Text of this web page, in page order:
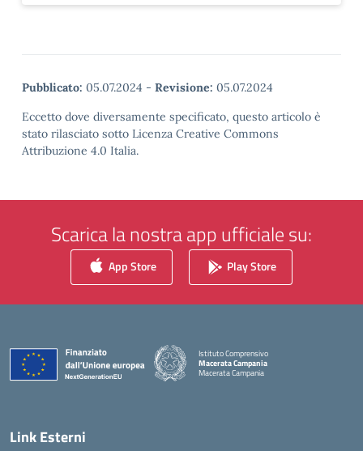
Pubblicato: 05.07.2024 - Revisione: 05.07.2024
Eccetto dove diversamente specificato, questo articolo è
stato rilasciato sotto Licenza Creative Commons
Attribuzione 4.0 Italia.
Scarica la nostra app ufficiale su:
App Store Play Store
Istituto Comprensivo
Macerata Campania
Macerata Campania
— Visita la pagina iniziale della scuola
Link Esterni